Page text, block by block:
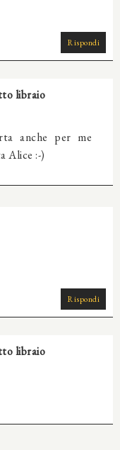
Rispondi
libraio
anche per me
Alice :-)
Rispondi
libraio